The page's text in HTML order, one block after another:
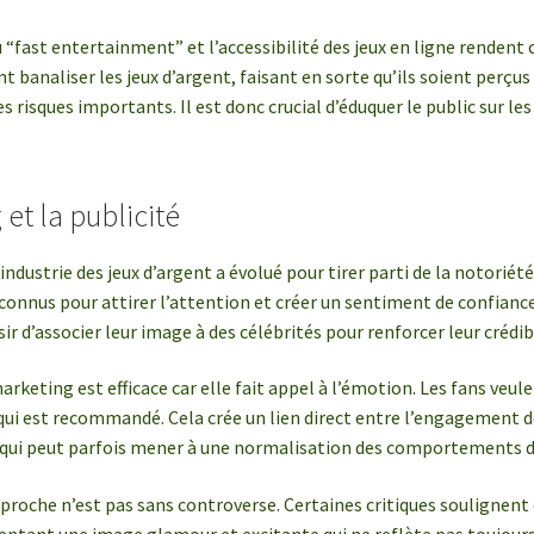
“fast entertainment” et l’accessibilité des jeux en ligne
banaliser les jeux d’argent, faisant en sorte qu’ils soient
risques importants. Il est donc crucial d’éduquer le public sur
la publicité
des jeux d’argent a évolué pour tirer parti de la
pour attirer l’attention et créer un sentiment de
d’associer leur image à des célébrités pour renforcer leur
est efficace car elle fait appel à l’émotion. Les fans
est recommandé. Cela crée un lien direct entre l’engagement
peut parfois mener à une normalisation des comportements
n’est pas sans controverse. Certaines critiques